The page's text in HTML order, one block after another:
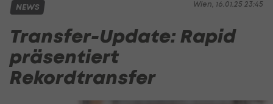
Wien, 16.01.25 23:45
NEWS
Transfer-Update: Rapid
präsentiert
Rekordtransfer